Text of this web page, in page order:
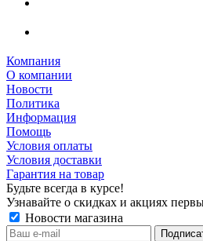
Компания
О компании
Новости
Политика
Информация
Помощь
Условия оплаты
Условия доставки
Гарантия на товар
Будьте всегда в курсе!
Узнавайте о скидках и акциях
Новости магазина